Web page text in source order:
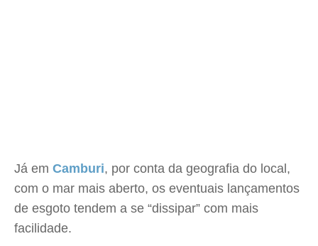
Já em Camburi, por conta da geografia do local,
com o mar mais aberto, os eventuais lançamentos
de esgoto tendem a se “dissipar” com mais
facilidade.